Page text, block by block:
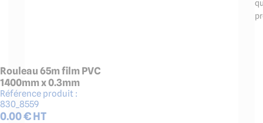
Rouleau 65m film PVC
1400mm x 0.3mm
Référence produit :
830_8559
0.00€ HT